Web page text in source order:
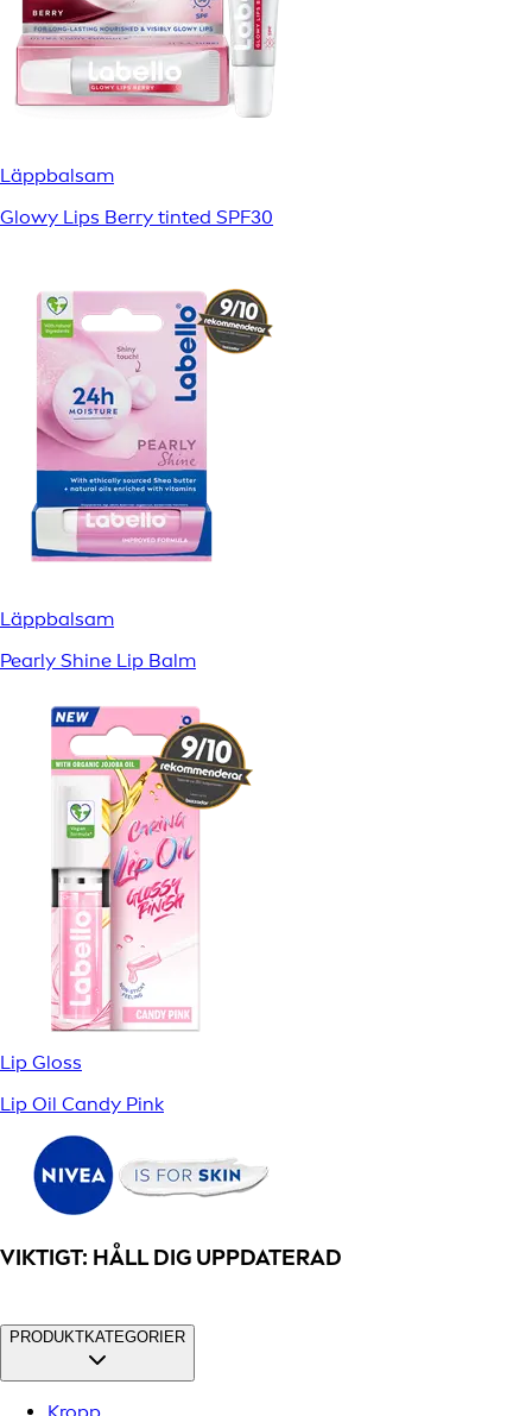
Läppbalsam
Glowy Lips Berry tinted SPF30
Läppbalsam
Pearly Shine Lip Balm
Lip Gloss
Lip Oil Candy Pink
VIKTIGT: HÅLL DIG UPPDATERAD
PRODUKTKATEGORIER
Kropp